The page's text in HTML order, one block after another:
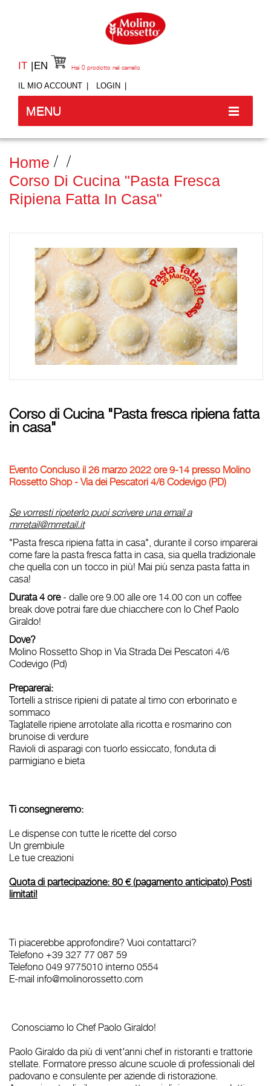
IT EN
IL MIO ACCOUNT LOGIN
Hai 0 prodotto nel carrello
MENU
Home
Corso Di Cucina "Pasta Fresca
Ripiena Fatta In Casa"
Corso di Cucina "Pasta fresca ripiena fatta
in casa"
Evento Concluso il 26 marzo 2022 ore 9-14 presso Molino
Rossetto Shop - Via dei Pescatori 4/6 Codevigo (PD)
Se vorresti ripeterlo puoi scrivere una email a
mrretail@mrretail.it
"Pasta fresca ripiena fatta in casa", durante il corso imparerai
come fare la pasta fresca fatta in casa, sia quella tradizionale
che quella con un tocco in più! Mai più senza pasta fatta in
casa!
Durata 4 ore- dalle ore 9.00 alle ore 14.00 con un coffee
break dove potrai fare due chiacchere con lo Chef Paolo
Giraldo!
Dove?
Molino Rossetto Shop in Via Strada Dei Pescatori 4/6
Codevigo (Pd)
Preparerai:
Tortelli a strisce ripieni di patate al timo con erborinato e
sommaco
Taglatelle ripiene arrotolate alla ricotta e rosmarino con
brunoise di verdure
Ravioli di asparagi con tuorlo essiccato, fonduta di
parmigiano e bieta
Ti consegneremo:
Le dispense con tutte le ricette del corso
Un grembiule
Le tue creazioni
Quota di partecipazione: 80 € (pagamento anticipato) Posti
limitati!
Ti piacerebbe approfondire? Vuoi contattarci?
Telefono +39 327 77 087 59
Telefono 049 9775010 interno 0554
E-mail info@molinorossetto.com
Conosciamo lo Chef Paolo Giraldo!
Paolo Giraldo da più di vent'anni chef in ristoranti e trattorie
stellate. Formatore presso alcune scuole di professionali del
padovano e consulente per aziende di ristorazione.